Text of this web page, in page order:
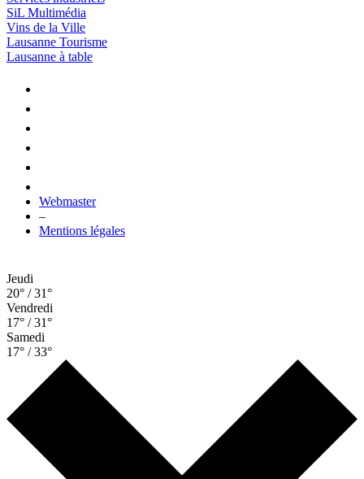
SiL Multimédia
Vins de la Ville
Lausanne Tourisme
Lausanne à table
Webmaster
–
Mentions légales
Jeudi
20° / 31°
Vendredi
17° / 31°
Samedi
17° / 33°